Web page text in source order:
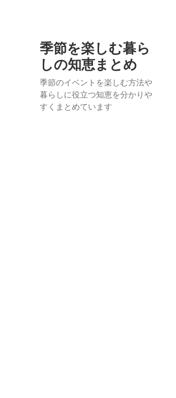
季節を楽しむ暮ら
しの知恵まとめ
季節のイベントを楽しむ方法や
暮らしに役立つ知恵を分かりや
すくまとめています